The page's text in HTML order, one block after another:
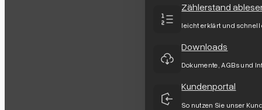
Zählerstand
leicht erklärt und schnell
Downloads
Dokumente, AGBs und
Kundenportal
So nutzen Sie unser